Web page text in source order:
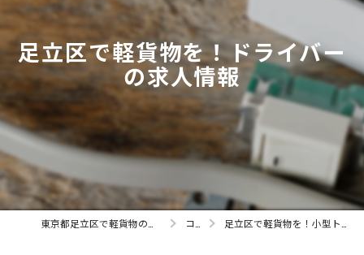
足立区で軽貨物を！ドライバー
の求人情報
コラム 足立区で軽貨物を！小型トラックドライバーの求人情報